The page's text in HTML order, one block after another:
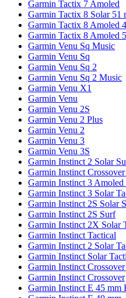
Garmin Tactix 7 Amoled
Garmin Tactix 8 Solar 51
Garmin Tactix 8 Amoled
Garmin Tactix 8 Amoled
Garmin Venu Sq Music
Garmin Venu Sq
Garmin Venu Sq 2
Garmin Venu Sq 2 Music
Garmin Venu X1
Garmin Venu
Garmin Venu 2S
Garmin Venu 2 Plus
Garmin Venu 2
Garmin Venu 3
Garmin Venu 3S
Garmin Instinct 2 Solar
Garmin Instinct
Garmin Instinct 3 Amoled
Garmin Instinct 3 Solar
Garmin Instinct 2S Solar
Garmin Instinct 2S Surf
Garmin Instinct 2X Solar
Garmin Instinct Tactical
Garmin Instinct 2 Solar
Garmin Instinct Solar
Garmin Instinct
Garmin Instinct Crossover
Garmin Instinct E 45 mm